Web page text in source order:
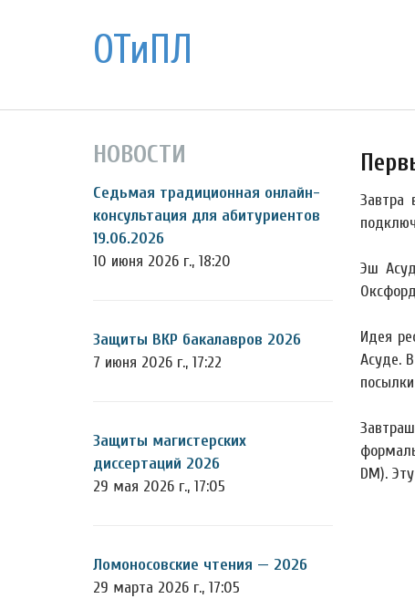
ОТиПЛ
НОВОСТИ
Седьмая традиционная онлайн-
консультация для абитуриентов
19.06.2026
10 июня 2026 г., 18:20
Защиты ВКР бакалавров 2026
7 июня 2026 г., 17:22
Защиты магистерских
диссертаций 2026
29 мая 2026 г., 17:05
Ломоносовские чтения — 2026
29 марта 2026 г., 17:05
Завтра
Эш
Идея
Асуде.
DM).